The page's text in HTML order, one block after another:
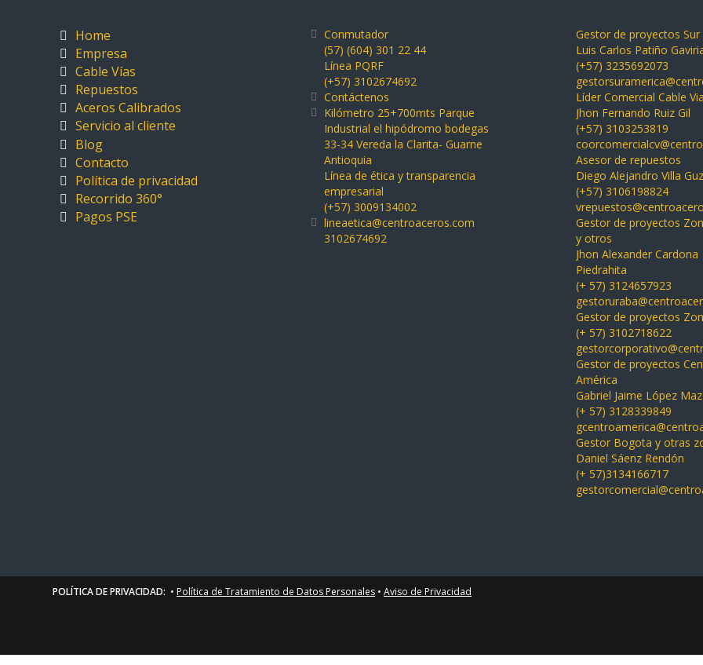
Home
Empresa
Cable Vías
Repuestos
Aceros Calibrados
Servicio al cliente
Blog
Contacto
Política de privacidad
Recorrido 360°
Pagos PSE
Conmutador
(57) (604) 301 22 44
Línea PQRF
(+57) 3102674692
Contáctenos
Kilómetro 25+700mts Parque
Industrial el hipódromo bodegas
33-34 Vereda la Clarita- Guarne
Antioquia
Línea de ética y transparencia
empresarial
(+57) 3009134002
lineaetica@centroaceros.com
3102674692
Gestor de proyectos Sur
Luis Carlos Patiño
(+57) 3235692073
Líder Comercial Cable Via
Jhon Fernando Ruiz Gil
(+57) 3103253819
Asesor de repuestos
Diego Alejandro Villa
(+57) 3106198824
Gestor de proyectos
y otros
Jhon Alexander Cardona
Piedrahita
(+ 57) 3124657923
Gestor de proyectos
(+ 57) 3102718622
Gestor de proyectos
América
Gabriel Jaime López
(+ 57) 3128339849
Gestor Bogota y otras
Daniel Sáenz Rendón
(+ 57)3134166717
POLÍTICA DE PRIVACIDAD: • Política de Tratamiento de Datos Personales • Aviso de Privacidad